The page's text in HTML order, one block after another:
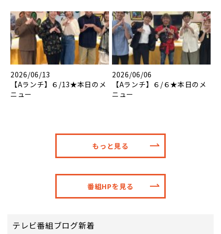
2026/06/13
【Aランチ】６/13★本日のメ
ニュー
2026/06/06
【Aランチ】６/６★本日のメ
ニュー
もっと見る
番組HPを見る
テレビ番組ブログ新着